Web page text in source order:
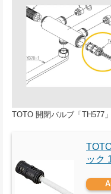
TOTO 開閉バルブ「TH577
ック